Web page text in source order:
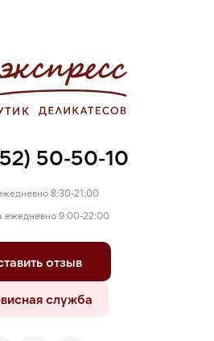
50-50-10
8:30-21:00
ежедневно 9:00-22:00
отзыв
служба